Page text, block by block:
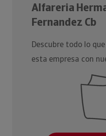
Alfareria
Fernandez Cb
Descubre todo lo
esta empresa con